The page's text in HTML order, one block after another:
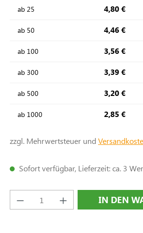
ab 25 4,80 €
ab 50 4,46 €
ab 100 3,56 €
ab 300 3,39 €
ab 500 3,20 €
ab 1000 2,85 €
zzgl. Mehrwertsteuer und
Sofort verfügbar, Lieferzeit: ca. 3
Produkt Anzahl: Gib den
IN DEN